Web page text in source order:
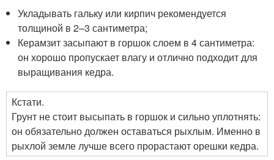
Укладывать гальку или кирпич рекомендуется
толщиной в 2–3 сантиметра;
Керамзит засыпают в горшок слоем в 4 сантиметра:
он хорошо пропускает влагу и отлично подходит для
выращивания кедра.
Кстати.
Грунт не стоит высыпать в горшок и сильно уплотнять:
он обязательно должен оставаться рыхлым. Именно в
рыхлой земле лучше всего прорастают орешки кедра.